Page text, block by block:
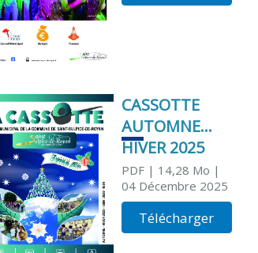
CASSOTTE
AUTOMNE
HIVER 2025
PDF| 14,28 Mo |
04 Décembre 2025
Télécharger